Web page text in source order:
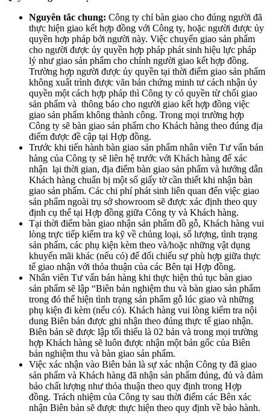
Nguyên tắc chung: Công ty chỉ bàn giao cho đúng người đã
thực hiện giao kết hợp đồng với Công ty, hoặc người được ủy
quyền hợp pháp bởi người này. Việc chuyển giao sản phẩm
cho người được ủy quyền hợp pháp phát sinh hiệu lực pháp
lý như giao sản phẩm cho chính người giao kết hợp đồng.
Trường hợp người được ủy quyền tại thời điểm giao sản phẩm
không xuất trình được văn bản chứng minh tư cách nhận ủy
quyền một cách hợp pháp thì Công ty có quyền từ chối giao
sản phẩm và thông báo cho người giao kết hợp đồng việc
giao sản phẩm không thành công. Trong mọi trường hợp
Công ty sẽ bàn giao sản phẩm cho Khách hàng theo đúng địa
điểm được đề cập tại Hợp đồng.
Trước khi tiến hành bàn giao sản phẩm nhân viên Tư vấn bán
hàng của Công ty sẽ liên hệ trước với Khách hàng để xác
nhận lại thời gian, địa điểm bàn giao sản phẩm và hướng dẫn
Khách hàng chuẩn bị một số giấy tờ cần thiết khi nhận bàn
giao sản phẩm. Các chi phí phát sinh liên quan đến việc giao
sản phẩm ngoài trụ sở showroom sẽ được xác định theo quy
định cụ thể tại Hợp đồng giữa Công ty và Khách hàng.
Tại thời điểm bàn giao nhận sản phẩm đồ gỗ, Khách hàng vui
lòng trực tiếp kiểm tra kỹ về chủng loại, số lượng, tình trạng
sản phẩm, các phụ kiện kèm theo và/hoặc những vật dụng
khuyến mãi khác (nếu có) để đối chiếu sự phù hợp giữa thực
tế giao nhận với thỏa thuận của các Bên tại Hợp đồng.
Nhân viên Tư vấn bán hàng khi thực hiện thủ tục bàn giao
sản phẩm sẽ lập “Biên bản nghiệm thu và bàn giao sản phẩm
trong đó thể hiện tình trạng sản phẩm gỗ lúc giao và những
phụ kiện đi kèm (nếu có). Khách hàng vui lòng kiểm tra nội
dung Biên bản được ghi nhận theo đúng thực tế giao nhận.
Biên bản sẽ được lập tối thiểu là 02 bản và trong mọi trường
hợp Khách hàng sẽ luôn được nhận một bản gốc của Biên
bản nghiệm thu và bàn giao sản phẩm.
Việc xác nhận vào Biên bản là sự xác nhận Công ty đã giao
sản phẩm và Khách hàng đã nhận sản phẩm đúng, đủ và đảm
bảo chất lượng như thỏa thuận theo quy định trong Hợp
đồng. Trách nhiệm của Công ty sau thời điểm các Bên xác
nhận Biên bản sẽ được thực hiện theo quy định về bảo hành.